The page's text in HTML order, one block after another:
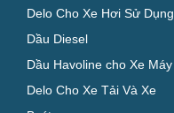
Delo Cho Xe Hơi Sử Dụng
Dầu Diesel
Dầu Havoline cho Xe Máy
Delo Cho Xe Tải Và Xe